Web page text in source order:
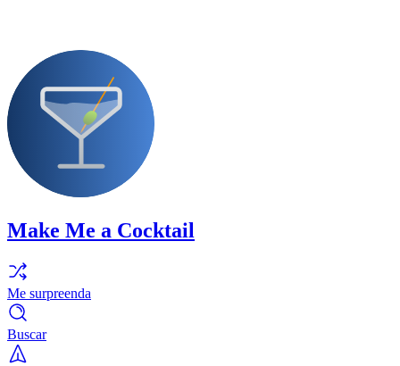
Make Me a Cocktail
Me surpreenda
Buscar